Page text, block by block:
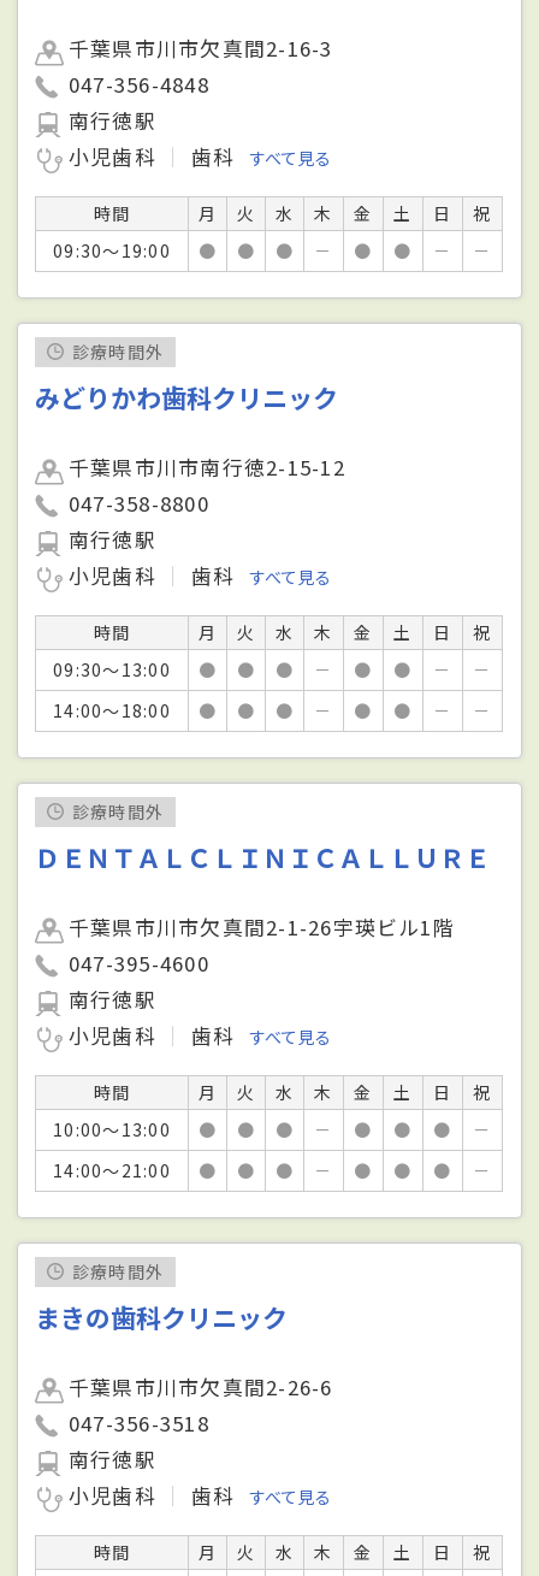
千葉県市川市欠真間2-16-3
047-356-4848
南行徳駅
小児歯科
歯科 すべて見る
時間 月 火 水 木 金 土 日
祝
09:30～19:00
● ● ● － ● ● － －
診療時間外
みどりかわ歯科クリニック
千葉県市川市南行徳2-15-12
047-358-8800
南行徳駅
小児歯科
歯科 すべて見る
時間 月 火 水 木 金 土 日
祝
09:30～13:00
● ● ● － ● ● －
－
14:00～18:00
● ● ● － ● ● － －
診療時間外
ＤＥＮＴＡＬＣＬＩＮＩＣＡＬＬＵＲＥ
千葉県市川市欠真間2-1-26宇瑛ビル1階
047-395-4600
南行徳駅
小児歯科
歯科 すべて見る
時間 月 火 水 木 金 土 日
祝
10:00～13:00
● ● ● － ● ● ●
－
14:00～21:00
● ● ● － ● ● ● －
診療時間外
まきの歯科クリニック
千葉県市川市欠真間2-26-6
047-356-3518
南行徳駅
小児歯科
歯科 すべて見る
時間 月 火 水 木 金 土 日
祝